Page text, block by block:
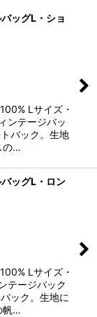
ッグL・ショ
Lサイズ・
ンテージバッ
バック。生地
の…
ッグL・ロン
Lサイズ・
テージバック
ック。生地に
帆…